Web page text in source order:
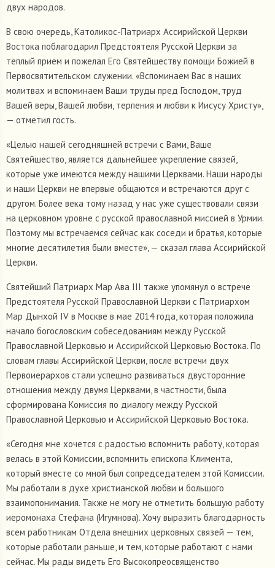
двух народов.
В свою очередь, Католикос-Патриарх Ассирийской Церкви
Востока поблагодарил Предстоятеля Русской Церкви за
теплый прием и пожелал Его Святейшеству помощи Божией в
Первосвятительском служении. «Вспоминаем Вас в наших
молитвах и вспоминаем Ваши труды пред Господом, труд
Вашей веры, Вашей любви, терпения и любви к Иисусу Христу»,
— отметил гость.
«Целью нашей сегодняшней встречи с Вами, Ваше
Святейшество, является дальнейшее укрепление связей,
которые уже имеются между нашими Церквами. Наши народы
и наши Церкви не впервые общаются и встречаются друг с
другом. Более века тому назад у нас уже существовали связи
на церковном уровне с русской православной миссией в Урмии.
Поэтому мы встречаемся сейчас как соседи и братья, которые
многие десятилетия были вместе», — сказал глава Ассирийской
Церкви.
Святейший Патриарх Мар Ава III также упомянул о встрече
Предстоятеля Русской Православной Церкви с Патриархом
Мар Дынхой IV в Москве в мае 2014 года, которая положила
начало богословским собеседованиям между Русской
Православной Церковью и Ассирийской Церковью Востока. По
словам главы Ассирийской Церкви, после встречи двух
Первоиерархов стали успешно развиваться двусторонние
отношения между двумя Церквами, в частности, была
сформирована Комиссия по диалогу между Русской
Православной Церковью и Ассирийской Церковью Востока.
«Сегодня мне хочется с радостью вспомнить работу, которая
велась в этой Комиссии, вспомнить епископа Климента,
который вместе со мной был сопредседателем этой Комиссии.
Мы работали в духе христианской любви и большого
взаимопонимания. Также не могу не отметить большую работу
иеромонаха Стефана (Игумнова). Хочу выразить благодарность
всем работникам Отдела внешних церковных связей — тем,
которые работали раньше, и тем, которые работают с нами
сейчас. Мы рады видеть Его Высокопреосвященство